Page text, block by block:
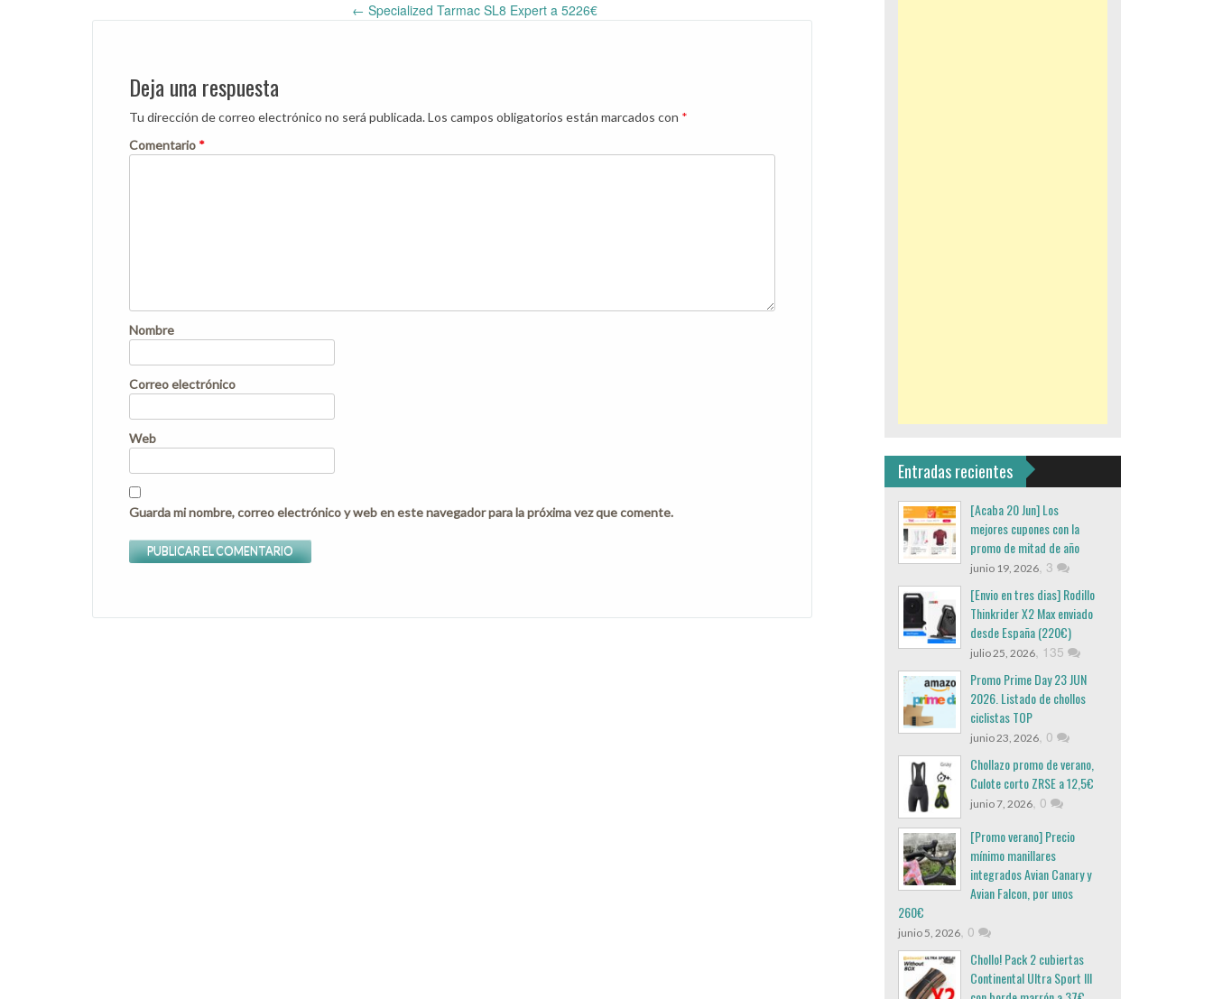
Post
navigation
← Specialized Tarmac SL8 Expert a 5226€
Deja una respuesta
Tu dirección de correo electrónico no será publicada.Los campos obligatorios están marcados con *
Comentario *
Nombre
Correo electrónico
Web
Guarda mi nombre, correo electrónico y web en este navegador para la próxima vez que comente.
Entradas recientes
[Acaba 20 Jun] Los
mejores cupones con la
promo de mitad de año
junio 19, 2026, 3
[Envio en tres dias] Rodillo
Thinkrider X2 Max enviado
desde España (220€)
julio 25, 2026, 135
Promo Prime Day 23 JUN
2026. Listado de chollos
ciclistas TOP
junio 23, 2026, 0
Chollazo promo de verano,
Culote corto ZRSE a 12,5€
junio 7, 2026, 0
[Promo verano] Precio
mínimo manillares
integrados Avian Canary y
Avian Falcon, por unos
260€
junio 5, 2026, 0
Chollo! Pack 2 cubiertas
Continental Ultra Sport III